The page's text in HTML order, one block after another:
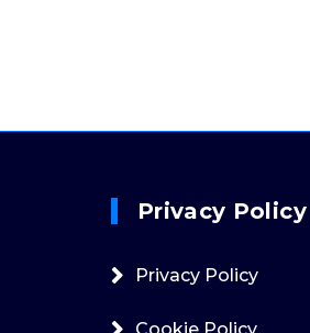
Privacy Policy
Privacy Policy